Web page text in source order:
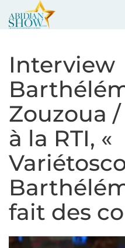
Interview
Zouzoua
à la RTI, «
fait des